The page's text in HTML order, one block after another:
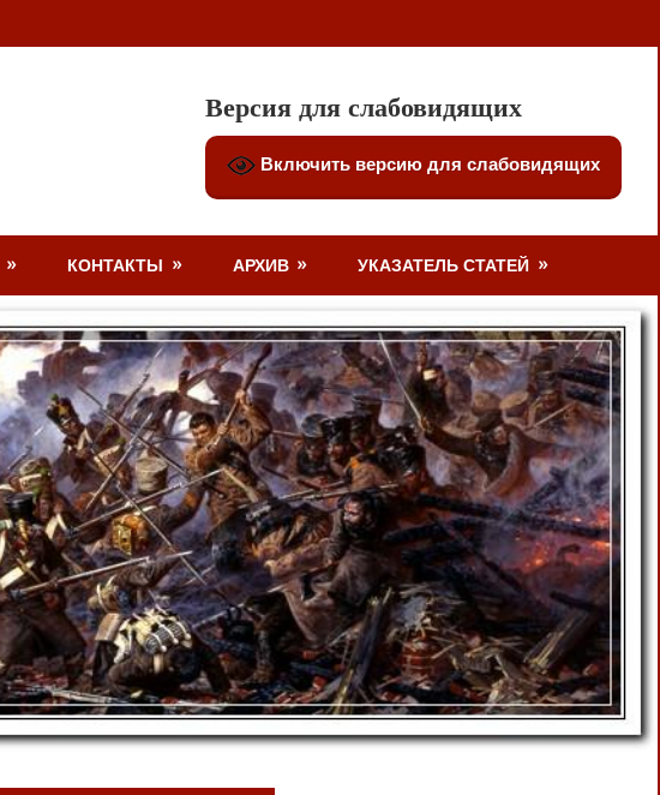
Версия для слабовидящих
Включить версию для слабовидящих
КОНТАКТЫ АРХИВ УКАЗАТЕЛЬ СТАТЕЙ